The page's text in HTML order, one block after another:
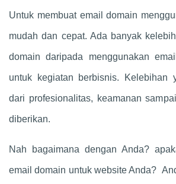
Untuk membuat email domain
mudah dan cepat. Ada banyak
domain daripada menggunakan
untuk kegiatan berbisnis. Kelebihan
dari profesionalitas, keamanan
diberikan.
Nah bagaimana dengan Anda?
email domain untuk website Anda?